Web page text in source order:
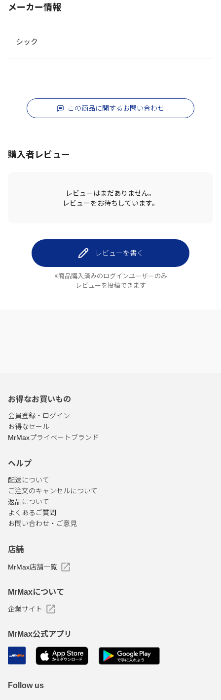
メーカー情報
シック
この商品に関するお問い合わせ
購入者レビュー
レビューはまだありません。
レビューをお待ちしています。
レビューを書く
※商品購入済みのログインユーザーのみ
レビューを投稿できます
お得なお買いもの
会員登録・ログイン
お得なセール
MrMaxプライベートブランド
ヘルプ
配送について
ご注文のキャンセルについて
返品について
よくあるご質問
お問い合わせ・ご意見
店舗
MrMax店舗一覧
MrMaxについて
企業サイト
MrMax公式アプリ
Follow us